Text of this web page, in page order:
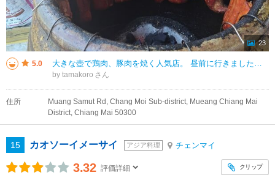
23
5.0 大きな壺で鶏肉、豚肉を焼く人気店。 昼前に行きましたがすでに大盛況。広い2階建て店舗で2階の席はまだ余裕があり待たずに案内されました。 メニューや注文はスマホから。 豚肉、鶏肉、コーンサラダ、フライドライス、タイティ
by tamakoro
住所
Muang Samut Rd, Chang Moi Sub-district, Mueang Chiang Mai
District, Chiang Mai 50300
15 カオソーイメーサイ アジア料理 チェンマイ
3.32 評価詳細 クリップ